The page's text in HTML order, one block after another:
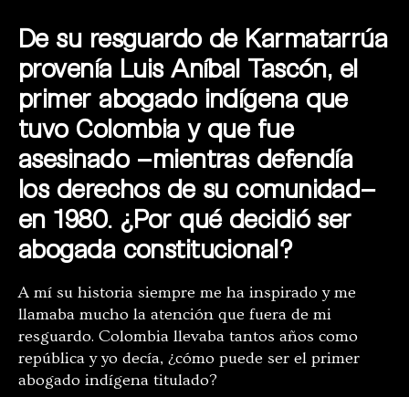
De su resguardo de Karmatarrúa
provenía Luis Aníbal Tascón, el
primer abogado indígena que
tuvo Colombia y que fue
asesinado –mientras defendía
los derechos de su comunidad–
en 1980. ¿Por qué decidió ser
abogada constitucional?
A mí su historia siempre me ha inspirado y me
llamaba mucho la atención que fuera de mi
resguardo. Colombia llevaba tantos años como
república y yo decía, ¿cómo puede ser el primer
abogado indígena titulado?